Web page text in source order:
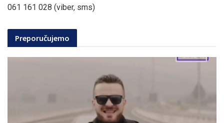
061 161 028 (viber, sms)
Preporučujemo